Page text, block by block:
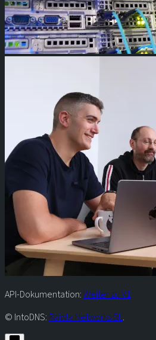
API-Dokumentation:Weiter zu V1
© IntoDNS: Raiola Networks SL.